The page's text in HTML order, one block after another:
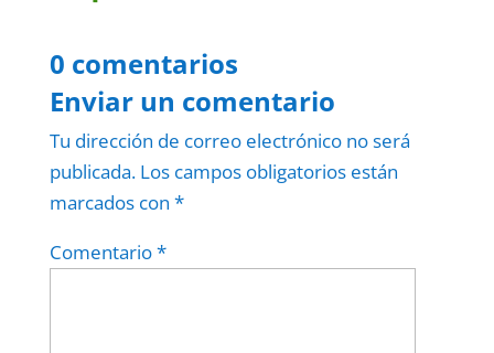
0 comentarios
Enviar un comentario
Tu dirección de correo electrónico no será
publicada. Los campos obligatorios están
marcados con *
Comentario*